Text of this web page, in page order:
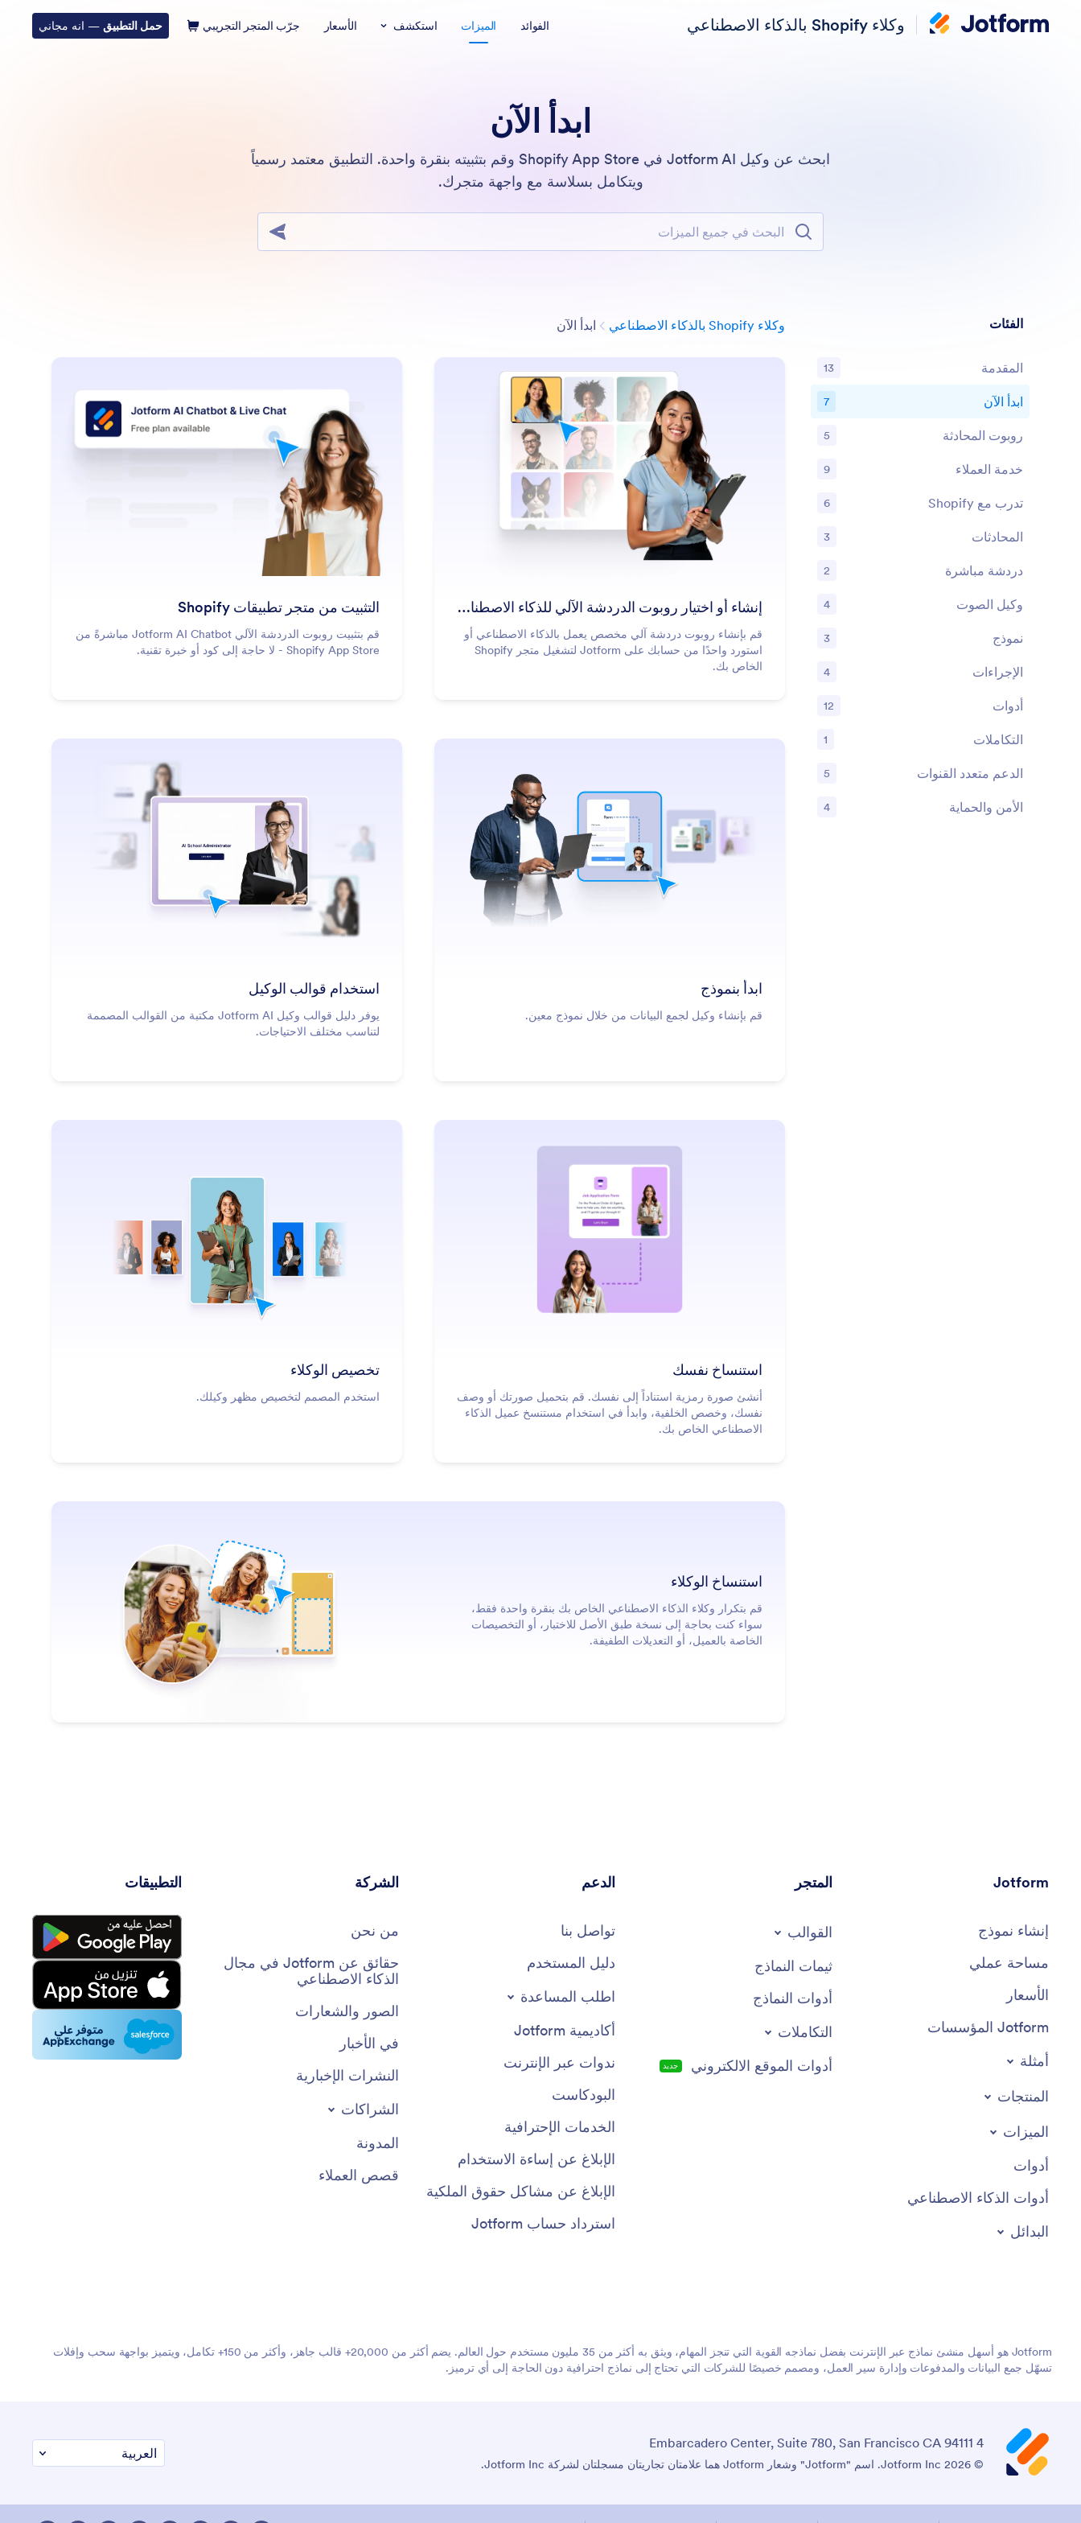
وكلاء Shopify بالذكاء الاصطناعي الفوائد الميزات استكشف الأسعار جرّب المتجر التجريبي حمل التطبيق — انه مجاني
ابدأ الآن
ابحث عن وكيل Jotform AI في Shopify App Store وقم بتثبيته بنقرة واحدة. التطبيق معتمد رسمياً
ويتكامل بسلاسة مع واجهة متجرك.
البحث في جميع الميزات
وكلاء Shopify بالذكاء الاصطناعي ابدأ الآن
معرفة المزيد
إنشاء أو اختيار روبوت الدردشة الآلي للذكاء الاصطناعي
قم بإنشاء روبوت دردشة آلي مخصص يعمل بالذكاء الاصطناعي أو
استورد واحدًا من حسابك على Jotform لتشغيل متجر Shopify
الخاص بك.
التثبيت من متجر تطبيقات Shopify
قم بتثبيت روبوت الدردشة الآلي Jotform AI Chatbot مباشرةً من
Shopify App Store - لا حاجة إلى كود أو خبرة تقنية.
معرفة المزيد
ابدأ بنموذج
قم بإنشاء وكيل لجمع البيانات من خلال نموذج معين.
معرفة المزيد
استخدام قوالب الوكيل
يوفر دليل قوالب وكيل Jotform AI مكتبة من القوالب المصممة
لتناسب مختلف الاحتياجات.
معرفة المزيد
استنساخ نفسك
أنشئ صورة رمزية استناداً إلى نفسك. قم بتحميل صورتك أو وصف
نفسك، وخصص الخلفية، وابدأ في استخدام مستنسخ عميل الذكاء
الاصطناعي الخاص بك.
معرفة المزيد
تخصيص الوكلاء
استخدم المصمم لتخصيص مظهر وكيلك.
معرفة المزيد: Clone Agents
استنساخ الوكلاء
قم بتكرار وكلاء الذكاء الاصطناعي الخاص بك بنقرة واحدة فقط،
سواء كنت بحاجة إلى نسخة طبق الأصل للاختبار، أو التخصيصات
الخاصة بالعميل، أو التعديلات الطفيفة.
الفئات
المقدمة 13
الميزات
ابدأ الآن 7
الميزات
روبوت المحادثة 5
الميزات
خدمة العملاء 9
الميزات
تدرب مع Shopify 6
الميزات
المحادثات 3
الميزات
دردشة مباشرة 2
الميزات
وكيل الصوت 4
الميزات
نموذج 3
الميزات
الإجراءات 4
الميزات
أدوات 12
الميزات
التكاملات 1
الميزات
الدعم متعدد القنوات 5
الميزات
الأمن والحماية 4
Jotform
إنشاء نموذج
مساحة عملي
الأسعار
Jotform المؤسسات
أمثلة
المنتجات
الميزات
أدوات
أدوات الذكاء الاصطناعي
البدائل
المتجر
القوالب
ثيمات النماذج
أدوات النماذج
التكاملات
أدوات الموقع الالكتروني
جديد
الدعم
تواصل بنا
دليل المستخدم
اطلب المساعدة
أكاديمية Jotform
ندوات عبر الإنترنت
البودكاست
الخدمات الإحترافية
الإبلاغ عن إساءة الاستخدام
الإبلاغ عن مشاكل حقوق الملكية
استرداد حساب Jotform
الشركة
من نحن
حقائق عن Jotform في مجال
الذكاء الاصطناعي
الصور والشعارات
في الأخبار
النشرات الإخبارية
الشراكات
المدونة
قصص العملاء
التطبيقات
Jotform هو أسهل منشئ نماذج عبر الإنترنت بفضل نماذجه القوية التي تنجز المهام، ويثق به أكثر من 35 مليون مستخدم حول العالم. يضم أكثر من 20,000+ قالب جاهز، وأكثر من 150+ تكامل، ويتميز بواجهة سحب وإفلات
تسهّل جمع البيانات والمدفوعات وإدارة سير العمل، ومصمم خصيصًا للشركات التي تحتاج إلى نماذج احترافية دون الحاجة إلى أي ترميز.
4 Embarcadero Center, Suite 780, San Francisco CA 94111
© 2026 Jotform Inc. اسم "Jotform" وشعار Jotform هما علامتان تجاريتان مسجلتان لشركة Jotform Inc.